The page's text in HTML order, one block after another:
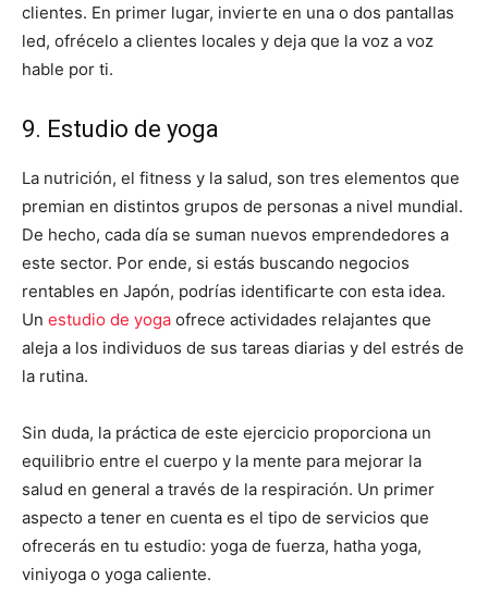
clientes. En primer lugar, invierte en una o dos pantallas
led, ofrécelo a clientes locales y deja que la voz a voz
hable por ti.
9. Estudio de yoga
La nutrición, el fitness y la salud, son tres elementos que
premian en distintos grupos de personas a nivel mundial.
De hecho, cada día se suman nuevos emprendedores a
este sector. Por ende, si estás buscando negocios
rentables en Japón, podrías identificarte con esta idea.
Un estudio de yoga ofrece actividades relajantes que
aleja a los individuos de sus tareas diarias y del estrés de
la rutina.
Sin duda, la práctica de este ejercicio proporciona un
equilibrio entre el cuerpo y la mente para mejorar la
salud en general a través de la respiración. Un primer
aspecto a tener en cuenta es el tipo de servicios que
ofrecerás en tu estudio: yoga de fuerza, hatha yoga,
viniyoga o yoga caliente.